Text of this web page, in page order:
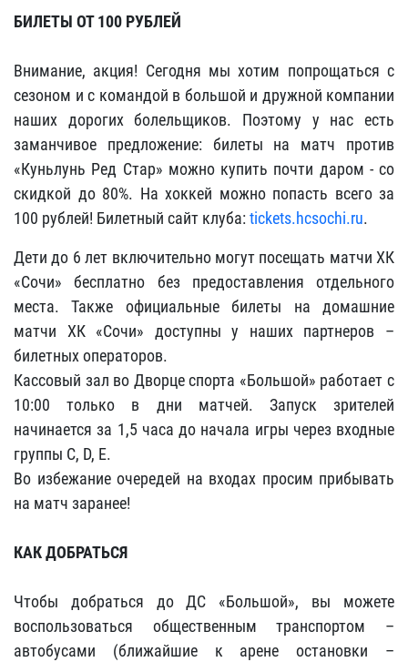
БИЛЕТЫ ОТ 100 РУБЛЕЙ
Внимание, акция! Сегодня мы хотим попрощаться с
сезоном и с командой в большой и дружной компании
наших дорогих болельщиков. Поэтому у нас есть
заманчивое предложение: билеты на матч против
«Куньлунь Ред Стар» можно купить почти даром - со
скидкой до 80%. На хоккей можно попасть всего за
100 рублей! Билетный сайт клуба:tickets.hcsochi.ru.
Дети до 6 лет включительно могут посещать матчи ХК
«Сочи» бесплатно без предоставления отдельного
места. Также официальные билеты на домашние
матчи ХК «Сочи» доступны у наших партнеров –
билетных операторов.
Кассовый зал во Дворце спорта «Большой» работает с
10:00 только в дни матчей. Запуск зрителей
начинается за 1,5 часа до начала игры через входные
группы C, D, E.
Во избежание очередей на входах просим прибывать
на матч заранее!
КАК ДОБРАТЬСЯ
Чтобы добраться до ДС «Большой», вы можете
воспользоваться общественным транспортом –
автобусами (ближайшие к арене остановки –